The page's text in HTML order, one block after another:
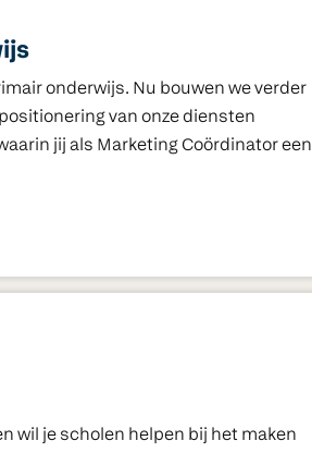
onderwijs. Nu bouwen we verder
van onze diensten
jij als Marketing Coördinator een
wil je scholen helpen bij het maken